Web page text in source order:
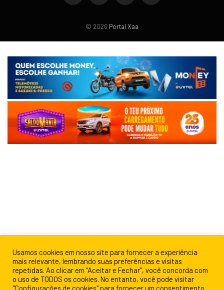
© 2026 Portal Xaa
Usamos cookies em nosso site para fornecer a experiência
mais relevante, lembrando suas preferências e visitas
repetidas. Ao clicar em “Aceitar e Fechar”, você concorda com
o uso de TODOS os cookies. No entanto, você pode visitar
"Configurações de cookies" para fornecer um consentimento